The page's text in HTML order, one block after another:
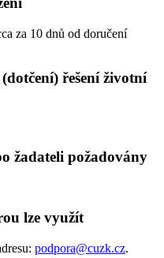
za 10 dnů od doručení
řešení životní
žadateli požadovány
lze využít
podpora@cuzk.cz.